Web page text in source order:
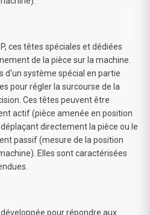
ces têtes spéciales et dédiées
de la pièce sur la machine.
d'un système spécial en partie
pour régler la surcourse de la
Ces têtes peuvent être
actif (pièce amenée en position
directement la pièce ou le
passif (mesure de la position
Elles sont caractérisées
pour répondre aux